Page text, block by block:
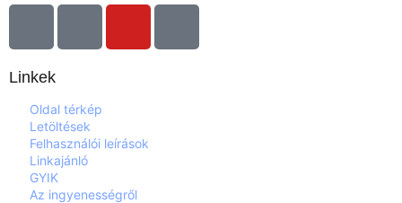
Linkek
Oldal térkép
Letöltések
Felhasználói leírások
Linkajánló
GYIK
Az ingyenességről